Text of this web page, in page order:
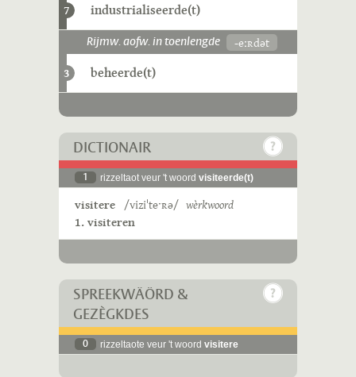
7 industrialiseerde(t)
Rijmw. aofw. in toenlengde -eːʀdət
3 beheerde(t)
DICTIONAIR
1 rizzeltaot veur 't woord visiteerde(t)
visitere /viziˈteˑʀə/ wèrkwoord
1. visiteren
SPREEKWÄÖRD &
GEZÈGKDES
0 rizzeltaote veur 't woord visitere